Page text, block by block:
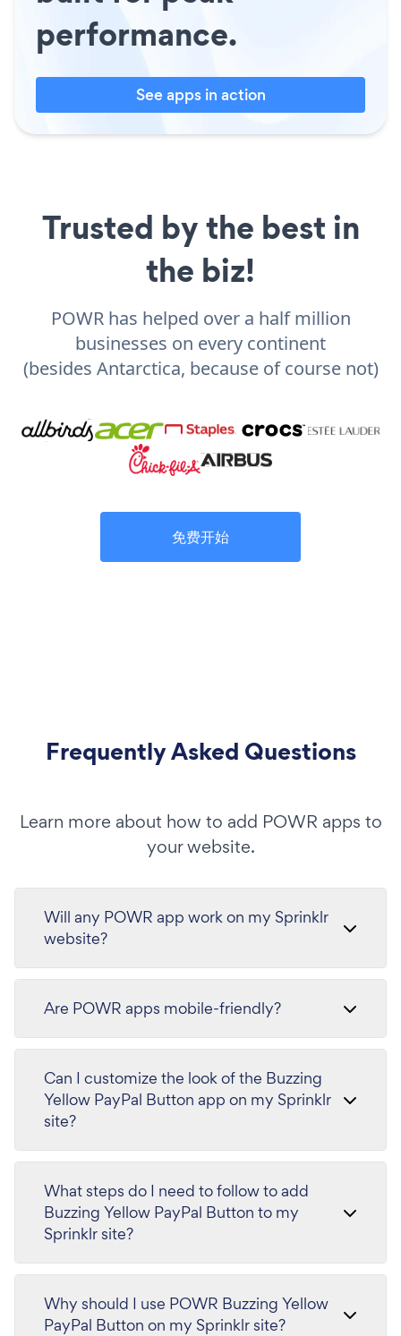
performance.
See apps in action
Trusted by the best in
the biz!
POWR has helped over a half million
businesses on every continent
(besides Antarctica, because of course not)
免费开始
Frequently Asked Questions
Learn more about how to add POWR apps to
your website.
Will any POWR app work on my Sprinklr
website?
Are POWR apps mobile-friendly?
Can I customize the look of the Buzzing
Yellow PayPal Button app on my Sprinklr
site?
What steps do I need to follow to add
Buzzing Yellow PayPal Button to my
Sprinklr site?
Why should I use POWR Buzzing Yellow
PayPal Button on my Sprinklr site?